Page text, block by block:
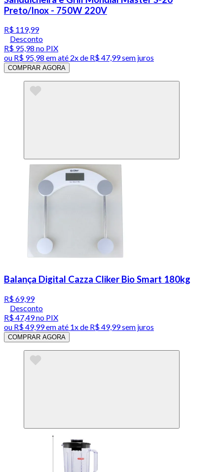
Preto/Inox - 750W 220V
R$ 119,99
Desconto
R$ 95,98 no PIX
ou R$ 95,98 em até 2x de R$ 47,99 sem juros
COMPRAR AGORA
Balança Digital Cazza Cliker Bio Smart 180kg
R$ 69,99
Desconto
R$ 47,49no PIX
ou R$ 49,99em até 1x de R$ 49,99sem juros
COMPRAR AGORA